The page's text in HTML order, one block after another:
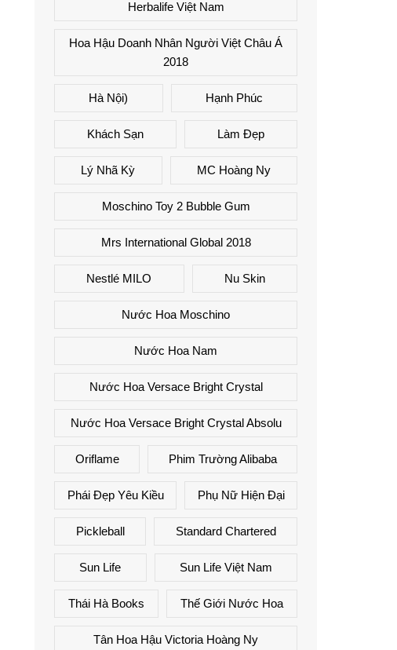
Herbalife Việt Nam
Hoa Hậu Doanh Nhân Người Việt Châu Á
2018
Hà Nội) Hạnh Phúc
Khách Sạn Làm Đẹp
Lý Nhã Kỳ MC Hoàng Ny
Moschino Toy 2 Bubble Gum
Mrs International Global 2018
Nestlé MILO Nu Skin
Nước Hoa Moschino
Nước Hoa Nam
Nước Hoa Versace Bright Crystal
Nước Hoa Versace Bright Crystal Absolu
Oriflame Phim Trường Alibaba
Phái Đẹp Yêu Kiều Phụ Nữ Hiện Đại
Pickleball Standard Chartered
Sun Life Sun Life Việt Nam
Thái Hà Books Thế Giới Nước Hoa
Tân Hoa Hậu Victoria Hoàng Ny